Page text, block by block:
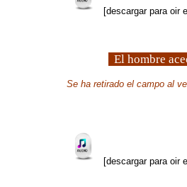
[descargar para oir
El hombre
Se ha retirado el campo al
[descargar para oir